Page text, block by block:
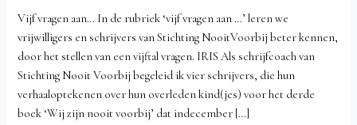
Vijf vragen aan… In de rubriek ‘vijf vragen aan …’ leren we
vrijwilligers en schrijvers van Stichting NooitVoorbij beter kennen,
door het stellen van een vijftal vragen. IRIS Als schrijfcoach van
Stichting Nooit Voorbij begeleid ik vier schrijvers, die hun
verhaaloptekenen over hun overleden kind(jes) voor het derde
boek ‘Wij zijn nooit voorbij’ dat indecember […]